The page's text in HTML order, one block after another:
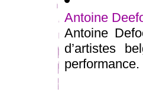
Antoine
Antoine
d’artistes